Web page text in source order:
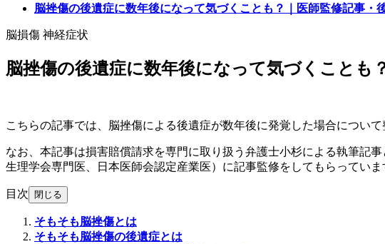
脳挫傷の後遺症に数年後になって気づくことも？｜医師監修記事・
脳損傷 神経症状
脳挫傷の後遺症に数年後になって気づくことも
こちらの記事では、脳挫傷による後遺症が数年後に発覚した場合について
なお、本記事は損害賠償請求を専門に取り扱う弁護士小杉による執筆記
生理学会専門医、日本医師会認定産業医）に記事監修をしてもらっていま
目次 閉じる
そもそも脳挫傷とは
そもそも脳挫傷の後遺症とは